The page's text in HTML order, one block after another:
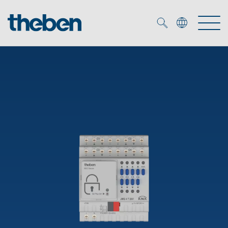
Smart Home
Detetores de presença e movimentos
Biblioteca de mídia
Seminários técnicos
Sistema de casa inteligente LUXORliving
Projetores de LED